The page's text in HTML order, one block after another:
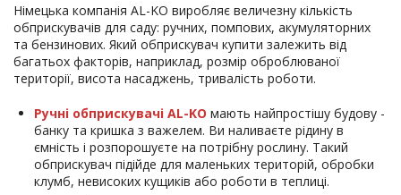
Німецька компанія AL-KO виробляє величезну кількість
обприскувачів для саду: ручних, помпових, акумуляторних
та бензинових. Який обприскувач купити залежить від
багатьох факторів, наприклад, розмір оброблюваної
території, висота насаджень, тривалість роботи.
Ручні обприскувачі AL-KO мають найпростішу будову -
банку та кришка з важелем. Ви наливаєте рідину в
ємність і розпорошуєте на потрібну рослину. Такий
обприскувач підійде для маленьких територій, обробки
клумб, невисоких кущиків або роботи в теплиці.